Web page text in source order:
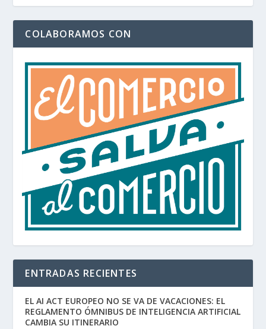
COLABORAMOS CON
ENTRADAS RECIENTES
EL AI ACT EUROPEO NO SE VA DE VACACIONES: EL
REGLAMENTO ÓMNIBUS DE INTELIGENCIA ARTIFICIAL
CAMBIA SU ITINERARIO